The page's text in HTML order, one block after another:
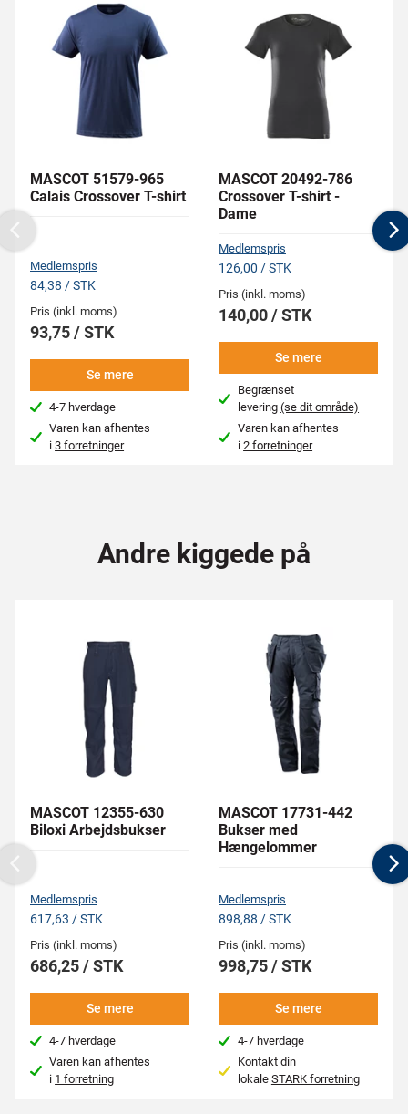
MASCOT 51579-965
Calais Crossover T-shirt
Medlemspris
84,38 / STK
Pris (inkl. moms)
93,75 / STK
Se mere
4-7 hverdage
Varen kan afhentes
i3 forretninger
MASCOT 20492-786
Crossover T-shirt -
Dame
Medlemspris
126,00 / STK
Pris (inkl. moms)
140,00 / STK
Se mere
Begrænset
levering(se dit område)
Varen kan afhentes
i2 forretninger
Previous
Andre kiggede på
MASCOT 12355-630
Biloxi Arbejdsbukser
Medlemspris
617,63 / STK
Pris (inkl. moms)
686,25 / STK
Se mere
4-7 hverdage
Varen kan afhentes
i 1 forretning
MASCOT 17731-442
Bukser med
Hængelommer
Medlemspris
898,88 / STK
Pris (inkl. moms)
998,75 / STK
Se mere
4-7 hverdage
Kontakt din
lokale STARK forretning
Previous